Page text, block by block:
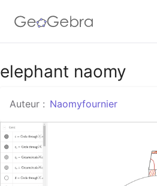
Se connecter
elephant naomy
Auteur : Naomyfournier